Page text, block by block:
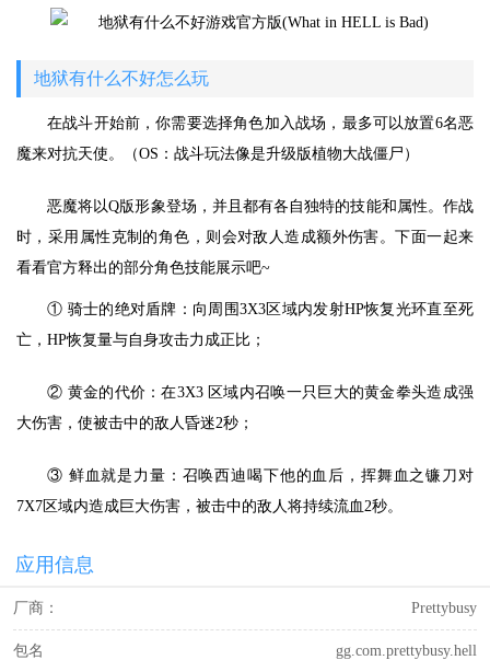
地狱有什么不好怎么玩
在战斗开始前，你需要选择角色加入战场，最多可以放置6名恶
魔来对抗天使。（OS：战斗玩法像是升级版植物大战僵尸）
恶魔将以Q版形象登场，并且都有各自独特的技能和属性。作战
时，采用属性克制的角色，则会对敌人造成额外伤害。下面一起来
看看官方释出的部分角色技能展示吧~
① 骑士的绝对盾牌：向周围3X3区域内发射HP恢复光环直至死
亡，HP恢复量与自身攻击力成正比；
② 黄金的代价：在3X3 区域内召唤一只巨大的黄金拳头造成强
大伤害，使被击中的敌人昏迷2秒；
③ 鲜血就是力量：召唤西迪喝下他的血后，挥舞血之镰刀对
7X7区域内造成巨大伤害，被击中的敌人将持续流血2秒。
应用信息
厂商： Prettybusy
包名 gg.com.prettybusy.hell